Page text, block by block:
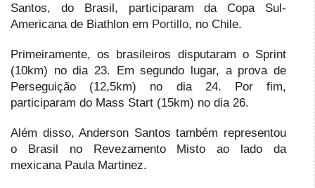
Santos, do Brasil, participaram da Copa Sul-
Americana de Biathlon em Portillo, no Chile.
Primeiramente, os brasileiros disputaram o Sprint
(10km) no dia 23. Em segundo lugar, a prova de
Perseguição (12,5km) no dia 24. Por fim,
participaram do Mass Start (15km) no dia 26.
Além disso, Anderson Santos também representou
o Brasil no Revezamento Misto ao lado da
mexicana Paula Martinez.